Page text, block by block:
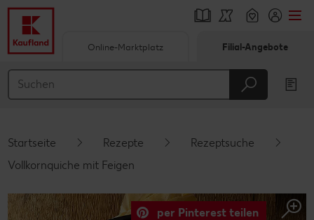
Hauptinhalt
Schwebender Seitenbereich
Online-Marktplatz Filial-Angebote
Startseite Rezepte
Rezeptsuche
Vollkornquiche mit Feigen
per Pinterest teilen